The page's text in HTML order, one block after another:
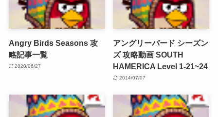
Angry Birds Seasons 攻
略記事一覧
2020/06/27
アングリーバード シーズン
ズ 攻略動画 SOUTH
HAMERICA Level 1-21~24
2014/07/07